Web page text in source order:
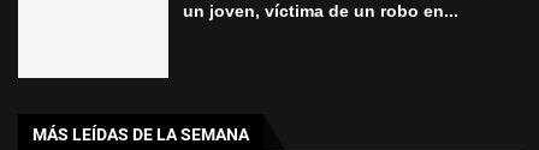
un joven, víctima de un robo en...
MÁS LEÍDAS DE LA SEMANA